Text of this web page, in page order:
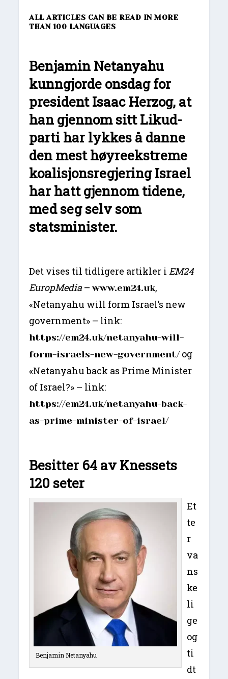
ALL ARTICLES CAN BE READ IN MORE
THAN 100 LANGUAGES
Benjamin Netanyahu
kunngjorde onsdag for
president Isaac Herzog, at
han gjennom sitt Likud-
parti har lykkes å danne
den mest høyreekstreme
koalisjonsregjering Israel
har hatt gjennom tidene,
med seg selv som
statsminister.
Det vises til tidligere artikler iEM24
EuropMedia –www.em24.uk,
«Netanyahu will form Israel’s new
government» – link:
https://em24.uk/netanyahu-will-
form-israels-new-government/og
«Netanyahu back as Prime Minister
of Israel?» – link:
https://em24.uk/netanyahu-back-
as-prime-minister-of-israel/
Besitter 64 av Knessets
120 seter
Benjamin Netanyahu
Et
te
r
va
ns
ke
li
ge
og
ti
dt